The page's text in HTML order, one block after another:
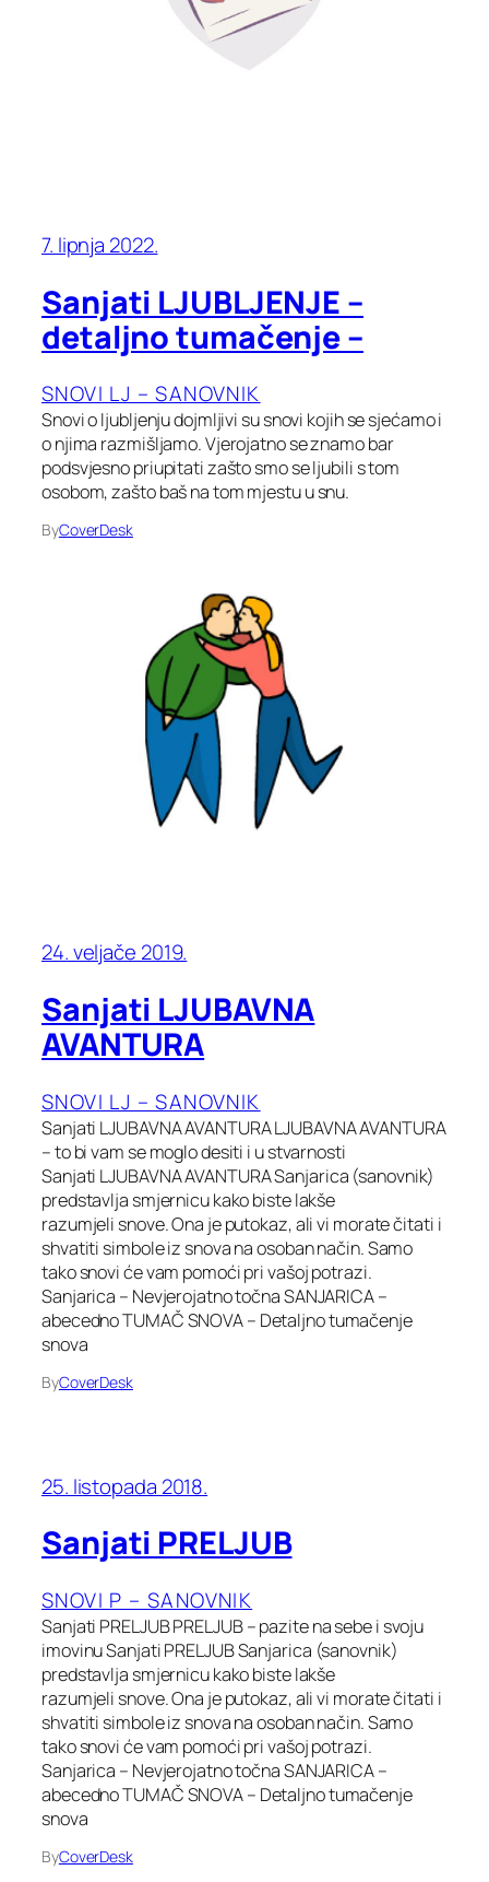
7. lipnja 2022.
Sanjati LJUBLJENJE –
detaljno tumačenje –
SNOVI LJ – SANOVNIK
Snovi o ljubljenju dojmljivi su snovi kojih se sjećamo i
o njima razmišljamo. Vjerojatno se znamo bar
podsvjesno priupitati zašto smo se ljubili s tom
osobom, zašto baš na tom mjestu u snu.
ByCoverDesk
24. veljače 2019.
Sanjati LJUBAVNA
AVANTURA
SNOVI LJ – SANOVNIK
Sanjati LJUBAVNA AVANTURA LJUBAVNA AVANTURA
– to bi vam se moglo desiti i u stvarnosti
Sanjati LJUBAVNA AVANTURA Sanjarica (sanovnik)
predstavlja smjernicu kako biste lakše
razumjeli snove. Ona je putokaz, ali vi morate čitati i
shvatiti simbole iz snova na osoban način. Samo
tako snovi će vam pomoći pri vašoj potrazi.
Sanjarica – Nevjerojatno točna SANJARICA –
abecedno TUMAČ SNOVA – Detaljno tumačenje
snova
ByCoverDesk
25. listopada 2018.
Sanjati PRELJUB
SNOVI P – SANOVNIK
Sanjati PRELJUB PRELJUB – pazite na sebe i svoju
imovinu Sanjati PRELJUB Sanjarica (sanovnik)
predstavlja smjernicu kako biste lakše
razumjeli snove. Ona je putokaz, ali vi morate čitati i
shvatiti simbole iz snova na osoban način. Samo
tako snovi će vam pomoći pri vašoj potrazi.
Sanjarica – Nevjerojatno točna SANJARICA –
abecedno TUMAČ SNOVA – Detaljno tumačenje
snova
ByCoverDesk